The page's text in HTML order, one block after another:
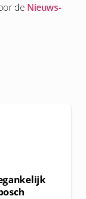
de Nieuws-